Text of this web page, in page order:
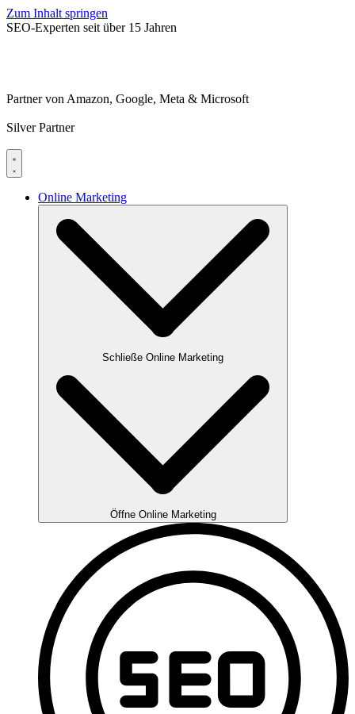
Zum Inhalt springen
SEO-Experten seit über 15 Jahren
Partner von Amazon, Google, Meta & Microsoft
Silver Partner
Online Marketing
Schließe Online Marketing
Öffne Online Marketing